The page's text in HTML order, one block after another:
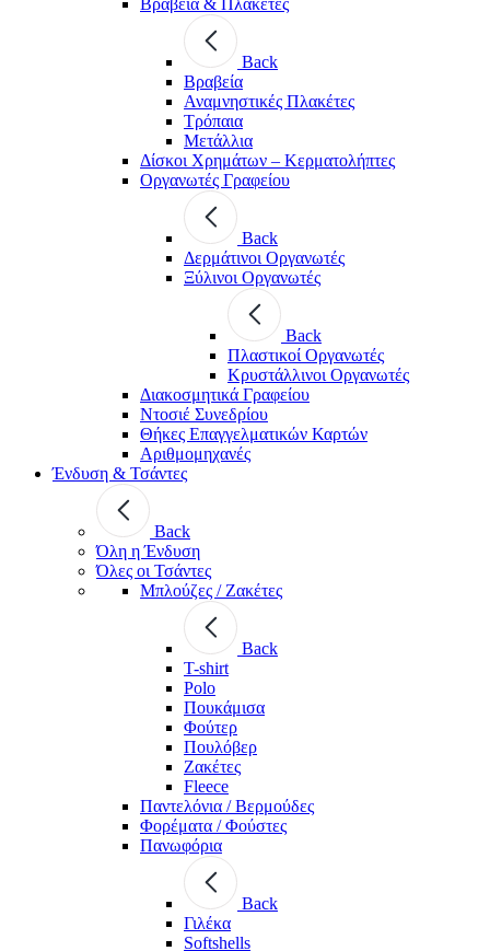
Back
Βραβεία
Αναμνηστικές Πλακέτες
Τρόπαια
Μετάλλια
Δίσκοι Χρημάτων – Κερματολήπτες
Οργανωτές Γραφείου
Back
Δερμάτινοι Οργανωτές
Ξύλινοι Οργανωτές
Back
Πλαστικοί Οργανωτές
Κρυστάλλινοι Οργανωτές
Διακοσμητικά Γραφείου
Ντοσιέ Συνεδρίου
Θήκες Επαγγελματικών Καρτών
Αριθμομηχανές
Ένδυση & Τσάντες
Back
Όλη η Ένδυση
Όλες οι Τσάντες
Μπλούζες / Ζακέτες
Back
T-shirt
Polo
Πουκάμισα
Φούτερ
Πουλόβερ
Ζακέτες
Fleece
Παντελόνια / Βερμούδες
Φορέματα / Φούστες
Πανωφόρια
Back
Γιλέκα
Softshells